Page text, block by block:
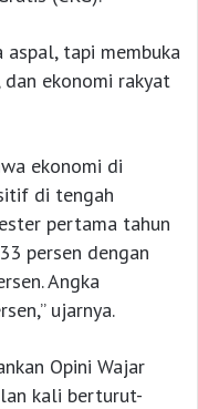
aspal, tapi membuka
dan ekonomi rakyat
ekonomi di
di tengah
pertama tahun
persen dengan
Angka
ujarnya.
Opini Wajar
kali berturut-